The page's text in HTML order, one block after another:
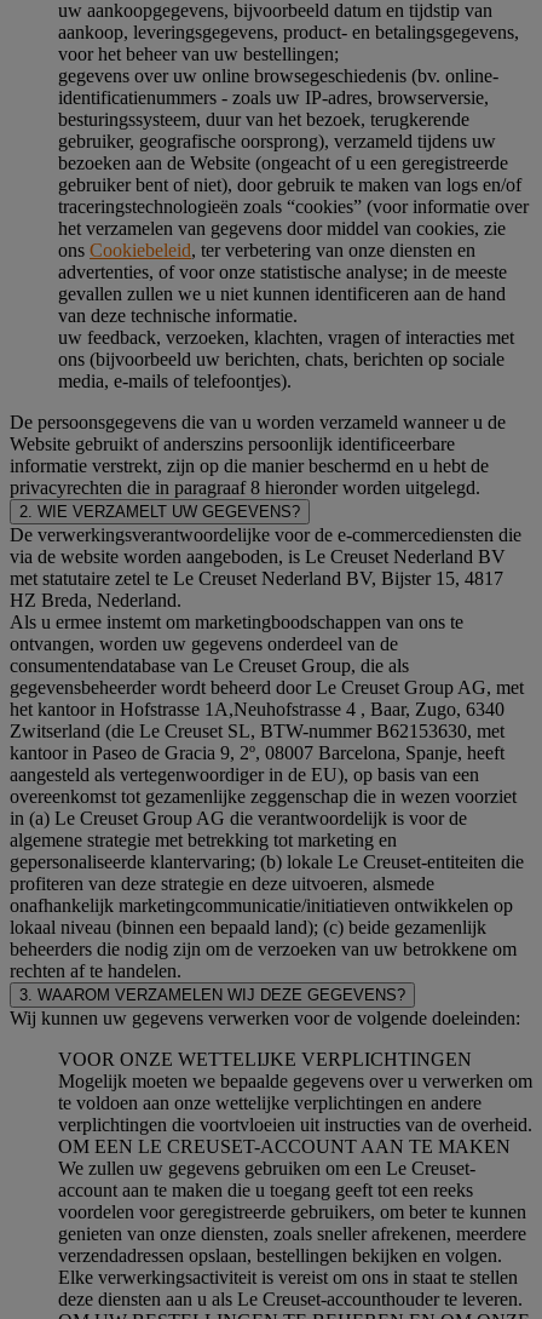
uw aankoopgegevens, bijvoorbeeld datum en tijdstip van
aankoop, leveringsgegevens, product- en betalingsgegevens,
voor het beheer van uw bestellingen;
gegevens over uw online browsegeschiedenis (bv. online-
identificatienummers - zoals uw IP-adres, browserversie,
besturingssysteem, duur van het bezoek, terugkerende
gebruiker, geografische oorsprong), verzameld tijdens uw
bezoeken aan de Website (ongeacht of u een geregistreerde
gebruiker bent of niet), door gebruik te maken van logs en/of
traceringstechnologieën zoals “cookies” (voor informatie over
het verzamelen van gegevens door middel van cookies, zie
ons Cookiebeleid, ter verbetering van onze diensten en
advertenties, of voor onze statistische analyse; in de meeste
gevallen zullen we u niet kunnen identificeren aan de hand
van deze technische informatie.
uw feedback, verzoeken, klachten, vragen of interacties met
ons (bijvoorbeeld uw berichten, chats, berichten op sociale
media, e-mails of telefoontjes).
De persoonsgegevens die van u worden verzameld wanneer u de
Website gebruikt of anderszins persoonlijk identificeerbare
informatie verstrekt, zijn op die manier beschermd en u hebt de
privacyrechten die in paragraaf 8 hieronder worden uitgelegd.
2. WIE VERZAMELT UW GEGEVENS?
De verwerkingsverantwoordelijke voor de e-commercediensten die
via de website worden aangeboden, is Le Creuset Nederland BV
met statutaire zetel te Le Creuset Nederland BV, Bijster 15, 4817
HZ Breda, Nederland.
Als u ermee instemt om marketingboodschappen van ons te
ontvangen, worden uw gegevens onderdeel van de
consumentendatabase van Le Creuset Group, die als
gegevensbeheerder wordt beheerd door Le Creuset Group AG, met
het kantoor in Hofstrasse 1A,Neuhofstrasse 4 , Baar, Zugo, 6340
Zwitserland (die Le Creuset SL, BTW-nummer B62153630, met
kantoor in Paseo de Gracia 9, 2º, 08007 Barcelona, Spanje, heeft
aangesteld als vertegenwoordiger in de EU), op basis van een
overeenkomst tot gezamenlijke zeggenschap die in wezen voorziet
in (a) Le Creuset Group AG die verantwoordelijk is voor de
algemene strategie met betrekking tot marketing en
gepersonaliseerde klantervaring; (b) lokale Le Creuset-entiteiten die
profiteren van deze strategie en deze uitvoeren, alsmede
onafhankelijk marketingcommunicatie/initiatieven ontwikkelen op
lokaal niveau (binnen een bepaald land); (c) beide gezamenlijk
beheerders die nodig zijn om de verzoeken van uw betrokkene om
rechten af te handelen.
3. WAAROM VERZAMELEN WIJ DEZE GEGEVENS?
Wij kunnen uw gegevens verwerken voor de volgende doeleinden:
VOOR ONZE WETTELIJKE VERPLICHTINGEN
Mogelijk moeten we bepaalde gegevens over u verwerken om
te voldoen aan onze wettelijke verplichtingen en andere
verplichtingen die voortvloeien uit instructies van de overheid.
OM EEN LE CREUSET-ACCOUNT AAN TE MAKEN
We zullen uw gegevens gebruiken om een Le Creuset-
account aan te maken die u toegang geeft tot een reeks
voordelen voor geregistreerde gebruikers, om beter te kunnen
genieten van onze diensten, zoals sneller afrekenen, meerdere
verzendadressen opslaan, bestellingen bekijken en volgen.
Elke verwerkingsactiviteit is vereist om ons in staat te stellen
deze diensten aan u als Le Creuset-accounthouder te leveren.